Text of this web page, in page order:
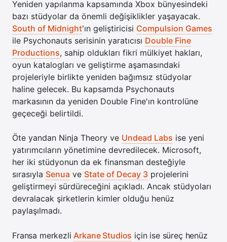
Yeniden yapılanma kapsamında Xbox bünyesindeki
bazı stüdyolar da önemli değişiklikler yaşayacak.
South of Midnight'ın geliştiricisi Compulsion Games
ile Psychonauts serisinin yaratıcısı Double Fine
Productions, sahip oldukları fikri mülkiyet hakları,
oyun katalogları ve geliştirme aşamasındaki
projeleriyle birlikte yeniden bağımsız stüdyolar
haline gelecek. Bu kapsamda Psychonauts
markasının da yeniden Double Fine'ın kontrolüne
geçeceği belirtildi.
Öte yandan Ninja Theory ve Undead Labs ise yeni
yatırımcıların yönetimine devredilecek. Microsoft,
her iki stüdyonun da ek finansman desteğiyle
sırasıyla Senua ve State of Decay 3 projelerini
geliştirmeyi sürdüreceğini açıkladı. Ancak stüdyoları
devralacak şirketlerin kimler olduğu henüz
paylaşılmadı.
Fransa merkezli Arkane Studios için ise süreç henüz